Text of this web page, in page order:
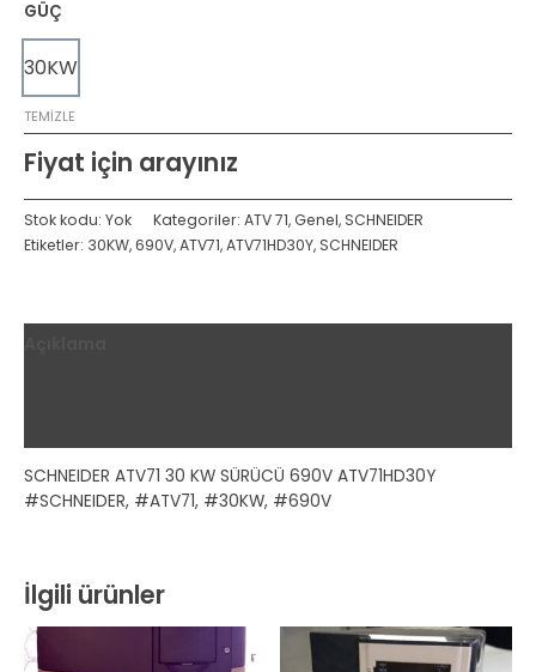
GÜÇ
30KW
TEMIZLE
Fiyat için arayınız
Stok kodu: Yok Kategoriler: ATV 71,Genel, SCHNEIDER
Etiketler: 30KW,690V,ATV71,ATV71HD30Y, SCHNEIDER
SCHNEIDER ATV71 30 KW SÜRÜCÜ 690V ATV71HD30Y
#SCHNEIDER, #ATV71, #30KW, #690V
İlgili ürünler